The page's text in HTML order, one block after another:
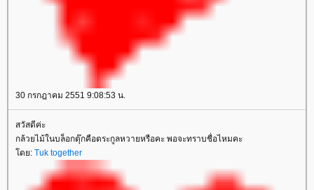
30 กรกฎาคม 2551 9:08:53 น.
สวัสดีค่ะ
กล้วยไม้ในบล็อกตุ๊กคือตระกูลหวายหรือคะ พอจะทราบชื่อไหมคะ
ดย: Tuk together